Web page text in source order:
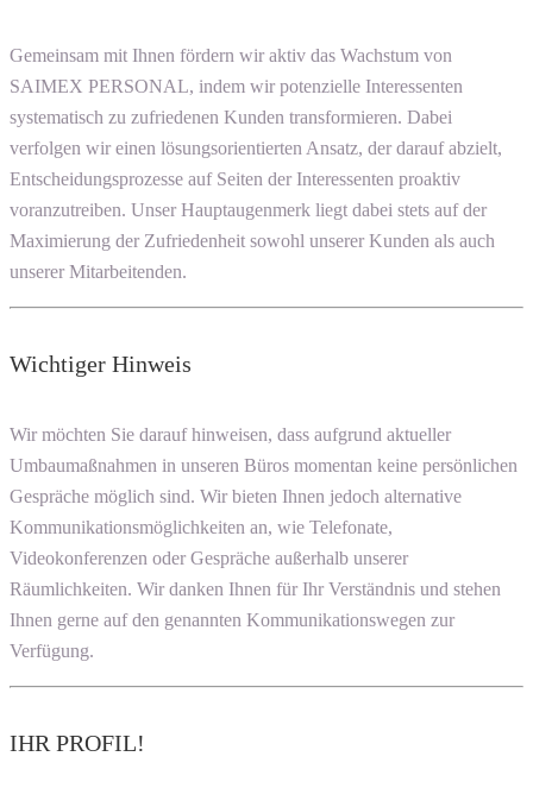
Gemeinsam mit Ihnen fördern wir aktiv das Wachstum von
SAIMEX PERSONAL, indem wir potenzielle Interessenten
systematisch zu zufriedenen Kunden transformieren. Dabei
verfolgen wir einen lösungsorientierten Ansatz, der darauf abzielt,
Entscheidungsprozesse auf Seiten der Interessenten proaktiv
voranzutreiben. Unser Hauptaugenmerk liegt dabei stets auf der
Maximierung der Zufriedenheit sowohl unserer Kunden als auch
unserer Mitarbeitenden.
Wichtiger Hinweis
Wir möchten Sie darauf hinweisen, dass aufgrund aktueller
Umbaumaßnahmen in unseren Büros momentan keine persönlichen
Gespräche möglich sind. Wir bieten Ihnen jedoch alternative
Kommunikationsmöglichkeiten an, wie Telefonate,
Videokonferenzen oder Gespräche außerhalb unserer
Räumlichkeiten. Wir danken Ihnen für Ihr Verständnis und stehen
Ihnen gerne auf den genannten Kommunikationswegen zur
Verfügung.
IHR PROFIL!